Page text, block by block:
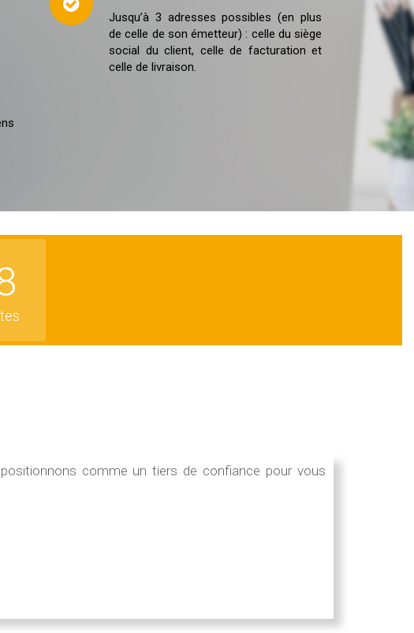
Jusqu’à 3 adresses possibles (en plus
de celle de son émetteur) : celle du siège
social du client, celle de facturation et
celle de livraison.
comme un tiers de confiance pour vous